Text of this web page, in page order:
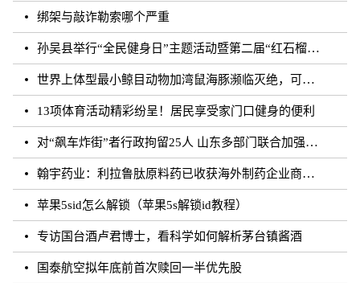
绑架与敲诈勒索哪个严重
孙吴县举行“全民健身日”主题活动暨第二届“红石榴杯”羽毛球比赛
世界上体型最小鲸目动物加湾鼠海豚濒临灭绝，可能仅剩10至13头
13项体育活动精彩纷呈！居民享受家门口健身的便利
对“飙车炸街”者行政拘留25人 山东多部门联合加强噪声污染防治工作
翰宇药业：利拉鲁肽原料药已收获海外制药企业商业批订单
苹果5sid怎么解锁（苹果5s解锁id教程）
专访国台酒卢君博士，看科学如何解析茅台镇酱酒
国泰航空拟年底前首次赎回一半优先股